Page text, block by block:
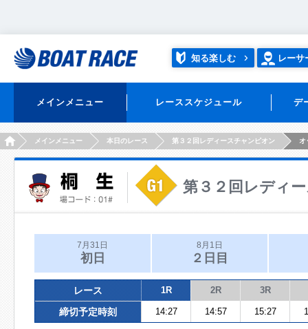
知る楽しむ レーサ
メインメニュー レーススケジュール デ
HOMEメインメニュー 本日のレース 第３２回レディースチャンピオン オ
第３２回レディ
7月31日
初日
8月1日
２日目
レース 1R 2R 3R
締切予定時刻 14:27 14:57 15:27